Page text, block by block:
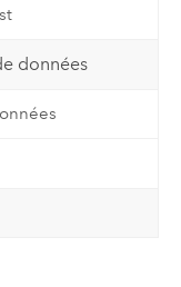
données